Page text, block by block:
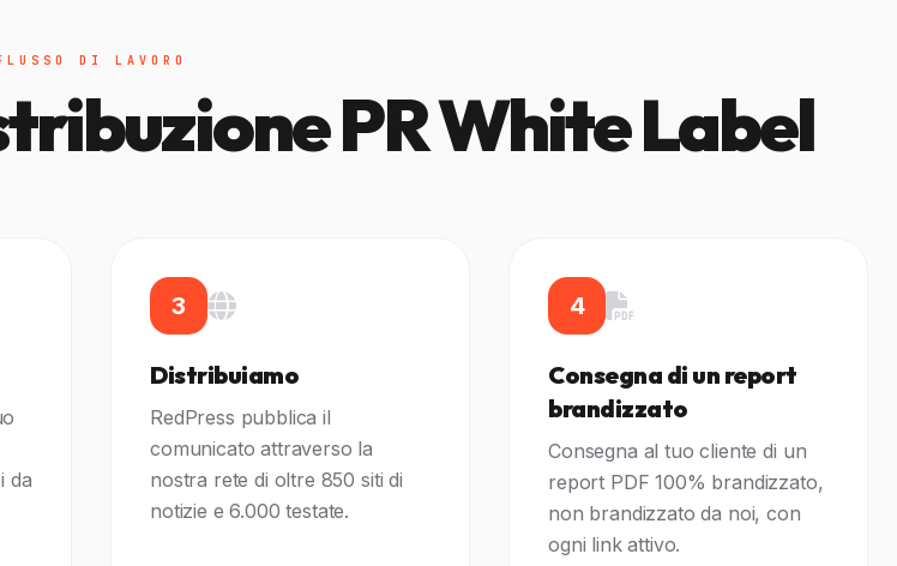
DI LAVORO
PR White Label
da
3
Distribuiamo
RedPress pubblica il
comunicato attraverso la
nostra rete di oltre 850 siti di
notizie e 6.000 testate.
4
Consegna di un report
brandizzato
Consegna al tuo cliente di un
report PDF 100% brandizzato,
non brandizzato da noi, con
ogni link attivo.